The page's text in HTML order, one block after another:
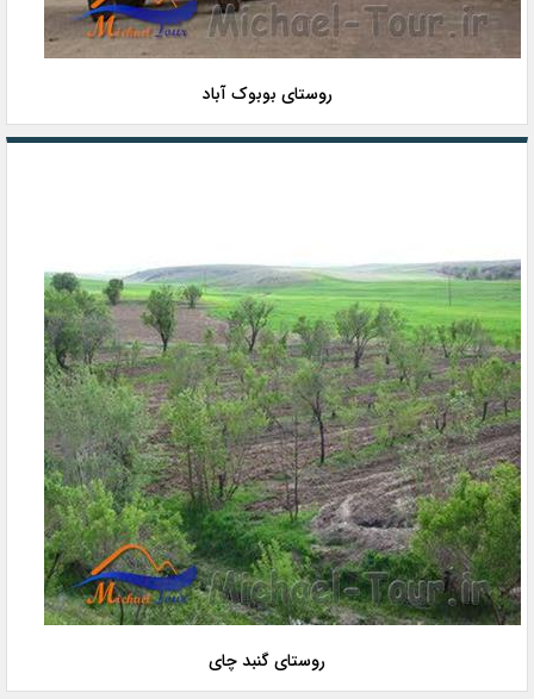
روستای بوبوک آباد
روستای گنبد چای